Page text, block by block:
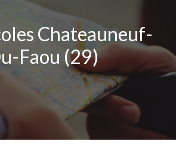
Chateauneuf-
Faou (29)